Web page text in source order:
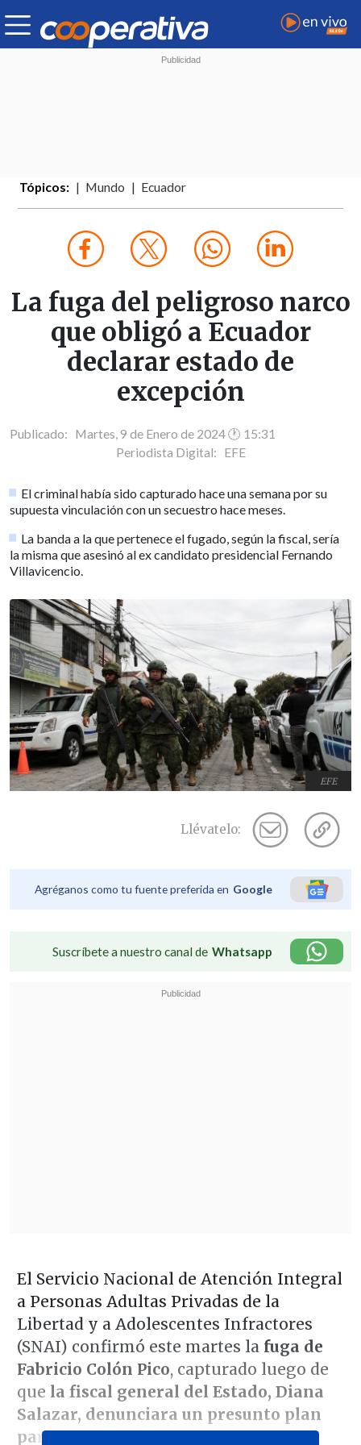
Tópicos: Mundo Ecuador
La fuga del peligroso narco
que obligó a Ecuador
declarar estado de
excepción
Publicado: Martes, 9 de Enero de 2024 🕐 15:31
Periodista Digital: EFE
El criminal había sido capturado hace una semana por su
supuesta vinculación con un secuestro hace meses.
La banda a la que pertenece el fugado, según la fiscal, sería
la misma que asesinó al ex candidato presidencial Fernando
Villavicencio.
EFE
Llévatelo:
Agréganos como tu fuente preferida en Google
Suscríbete a nuestro canal de Whatsapp
El Servicio Nacional de Atención Integral
a Personas Adultas Privadas de la
Libertad y a Adolescentes Infractores
(SNAI) confirmó este martes la fuga de
Fabricio Colón Pico, capturado luego de
que la fiscal general del Estado, Diana
Salazar, denunciara un presunto plan
para atentar en su contra.